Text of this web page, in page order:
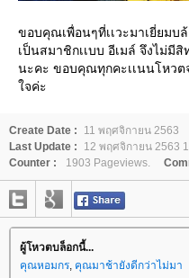
ขอบคุณเพื่อนๆที่เเวะมาเยี่ยมบ
เป็นสมาชิกเเบบ อีเมล์ จึงไม่มี
นะคะ ขอบคุณทุกคะเเนนโหวต
ใจค่ะ
Create Date :
11 พฤศจิกายน 2563
Last Update :
12 พฤศจิกายน 2563
Counter :
1903 Pageviews.
ผู้โหวตบล็อกนี้...
คุณหอมกร, คุณมาช้ายังดีกว่าไม่มา